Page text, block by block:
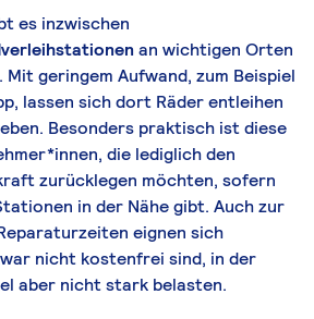
es inzwischen
an wichtigen Orten
Mit geringem Aufwand, zum Beispiel
lassen sich dort Räder entleihen
Besonders praktisch ist diese
die lediglich den
zurücklegen möchten, sofern
in der Nähe gibt. Auch zur
eignen sich
nicht kostenfrei sind, in der
aber nicht stark belasten.